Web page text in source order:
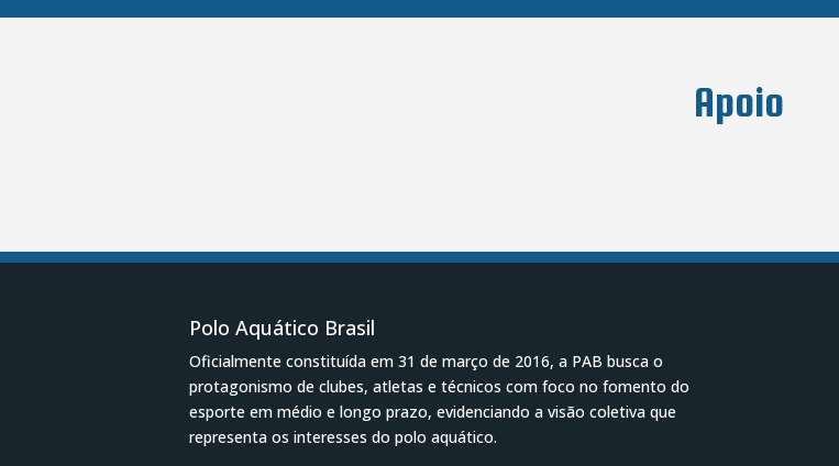
Apoio
Polo Aquático Brasil
Oficialmente constituída em 31 de março de 2016, a PAB busca o
protagonismo de clubes, atletas e técnicos com foco no fomento do
esporte em médio e longo prazo, evidenciando a visão coletiva que
representa os interesses do polo aquático.